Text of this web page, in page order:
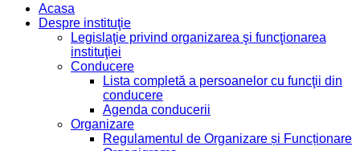
Acasa
Despre instituţie
Legislaţie privind organizarea şi funcţionarea
instituţiei
Conducere
Lista completă a persoanelor cu funcţii din
conducere
Agenda conducerii
Organizare
Regulamentul de Organizare și Funcționare